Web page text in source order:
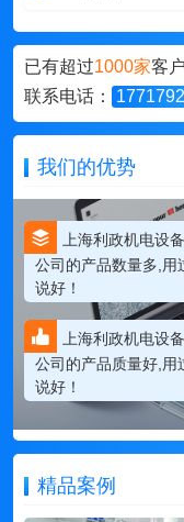
已有超过1000家客
联系电话：
我们的优势
上海利政机电设
公司的产品数量多,用
说好！
上海利政机电设
公司的产品质量好,用
说好！
精品案例